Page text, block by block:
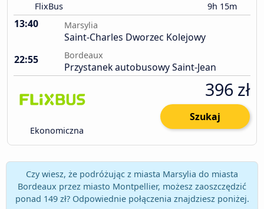
FlixBus 9h 15m
13:40 Marsylia
Saint-Charles Dworzec Kolejowy
22:55
Bordeaux
Przystanek autobusowy Saint-Jean
Ekonomiczna
396 zł
Szukaj
Czy wiesz, że podróżując z miasta Marsylia do miasta
Bordeaux przez miasto Montpellier, możesz zaoszczędzić
ponad 149 zł? Odpowiednie połączenia znajdziesz poniżej.